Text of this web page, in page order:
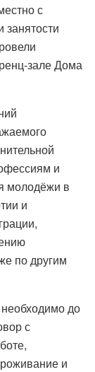
с
занятости
зале Дома
и
молодёжи в
и
по другим
до
с
и